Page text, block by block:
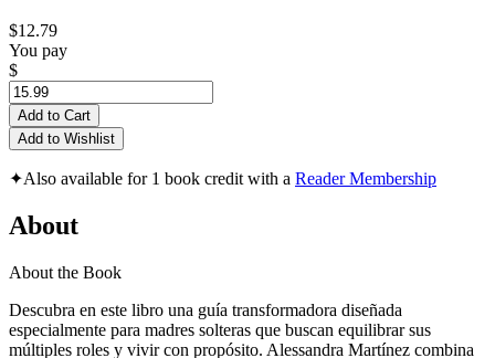
$12.79
You pay
$
Add to Cart
Add to Wishlist
✦Also available for 1 book credit with a Reader Membership
About
About the Book
Descubra en este libro una guía transformadora diseñada
especialmente para madres solteras que buscan equilibrar sus
múltiples roles y vivir con propósito. Alessandra Martínez combina